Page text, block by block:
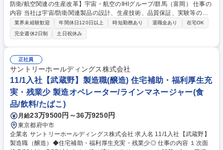
防衛/航空関連の生産改革】宇宙・航空のIHIグループ/群馬（富岡） 仕事の
内容 当社は宇宙/防衛関連製品の設計、生産技術、品質保証、実験等の分
野を中心に事業を展開しておりIHIグループとして世界の宇宙開発に貢献し
ています。 今回は派遣先の親会社IHIエアロスペース製造部生産改革グル
ープにて、生産改革戦略策定、工場DX、自動化、少人化などを実施して
いただきます。 【主な業務】 ■生産改革戦略の策定 ■工場DX ■品質改善 ■
自動化・少人化技術開発 【入社後】OJTを通して学んでいただきますので
ご安心ください。 募集職種 【宇宙/防衛/航空関連の生産改革】宇宙・航空
のIHIグループ/群馬（富岡）
業界未経験歓迎 年間休日120日以上 時短勤務あり 退職金あり
在宅OK
完全週休2日制
土日祝休み
正社員
サントリーホールディングス株式会社
11/1入社【武蔵野】製造職(醸造) 住宅補助・福利厚生充
実・残業少 製造オペレーター/ラインマネージャー(食
品/飲料/たばこ)
月給23万9500円～36万9250円
東京都府中市
企業名 サントリーホールディングス株式会社 求人名 11/1入社【武蔵野】
製造職（醸造）◆住宅補助・福利厚生充実・残業少◎ 仕事の内容 １次面